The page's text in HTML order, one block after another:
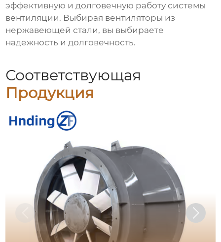
эффективную и долговечную работу системы
вентиляции. Выбирая вентиляторы из
нержавеющей стали, вы выбираете
надежность и долговечность.
Соответствующая
Продукция